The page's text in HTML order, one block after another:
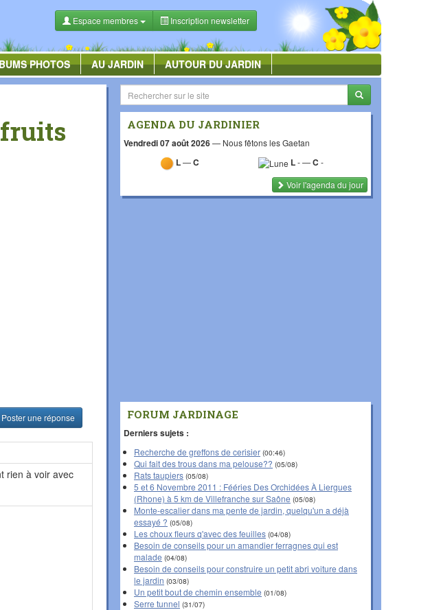
Espace membres Inscription newsletter
PHOTOS AU JARDIN AUTOUR DU JARDIN
fruits
Poster une réponse
rien à voir avec
AGENDA DU JARDINIER
Vendredi 07 août 2026— Nous fêtons les Gaetan
L—C L-—C-
Voir l'agenda du jour
FORUM JARDINAGE
Derniers sujets :
Recherche de greffons de cerisier (00:46)
Qui fait des trous dans ma pelouse?? (05/08)
Rats taupiers (05/08)
5 et 6 Novembre 2011 : Fééries Des Orchidées À Liergues
(Rhone) à 5 km de Villefranche sur Saône (05/08)
Monte-escalier dans ma pente de jardin, quelqu'un a déjà
essayé ? (05/08)
Les choux fleurs q'avec des feuilles (04/08)
Besoin de conseils pour un amandier ferragnes qui est
malade (04/08)
Besoin de conseils pour construire un petit abri voiture dans
le jardin (03/08)
Un petit bout de chemin ensemble (01/08)
Serre tunnel (31/07)